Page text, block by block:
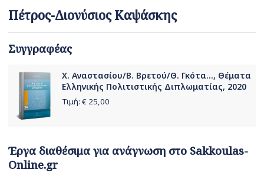
Πέτρος-Διονύσιος Καψάσκης
Συγγραφέας
Χ. Αναστασίου/Β. Βρετού/Θ. Γκότα..., Θέματα
Ελληνικής Πολιτιστικής Διπλωματίας, 2020
Τιμή: € 25,00
Έργα διαθέσιμα για ανάγνωση στο Sakkoulas-
Online.gr